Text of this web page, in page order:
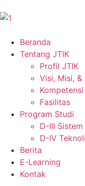
Beranda
Tentang JTIK
Profil JTIK
Visi, Misi, &
Fasilitas
Program Studi
D-III
D-IV
Berita
E-Learning
Kontak